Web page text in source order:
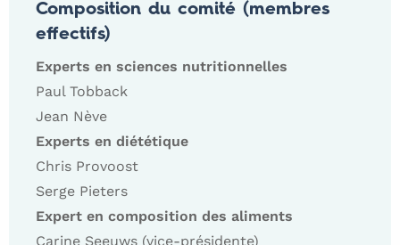
Composition du comité (membres
effectifs)
Experts en sciences nutritionnelles
Paul Tobback
Jean Nève
Experts en diététique
Chris Provoost
Serge Pieters
Expert en composition des aliments
Carine Seeuws (vice-présidente)